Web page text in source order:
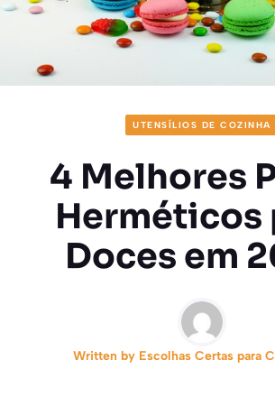
UTENSÍLIOS DE COZINHA
4 Melhores
Herméticos
Doces em
Written by Escolhas Certas para